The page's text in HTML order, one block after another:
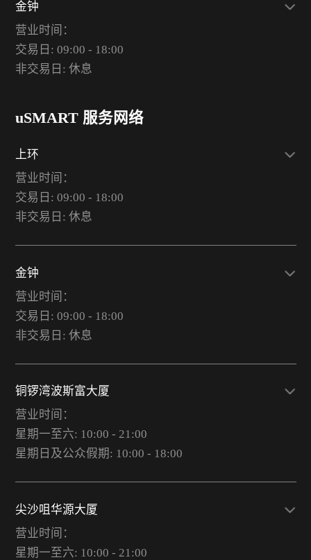
金钟
营业时间：
交易日: 09:00 - 18:00
非交易日: 休息
uSMART 服务网络
上环
营业时间：
交易日: 09:00 - 18:00
非交易日: 休息
金钟
营业时间：
交易日: 09:00 - 18:00
非交易日: 休息
铜锣湾波斯富大厦
营业时间：
星期一至六: 10:00 - 21:00
星期日及公众假期: 10:00 - 18:00
尖沙咀华源大厦
营业时间：
星期一至六: 10:00 - 21:00